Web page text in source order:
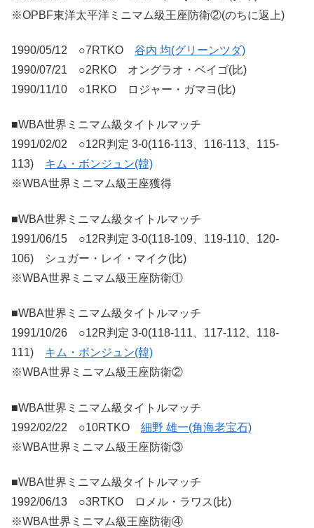
※OPBF東洋太平洋ミニマム級王座防衛②(のちに返上)
1990/05/12 ○7RTKO 谷内 均(グリーンツダ)
1990/07/21 ○2RKO オングラオ・ベイゴ(比)
1990/11/10 ○1RKO ロジャー・ガマヨ(比)
■WBA世界ミニマム級タイトルマッチ
1991/02/02 ○12R判定 3-0(116-113、116-113、115-
113) キム・ボンジュン(韓)
※WBA世界ミニマム級王座獲得
■WBA世界ミニマム級タイトルマッチ
1991/06/15 ○12R判定 3-0(118-109、119-110、120-
106) シュガー・レイ・マイク(比)
※WBA世界ミニマム級王座防衛①
■WBA世界ミニマム級タイトルマッチ
1991/10/26 ○12R判定 3-0(118-111、117-112、118-
111) キム・ボンジュン(韓)
※WBA世界ミニマム級王座防衛②
■WBA世界ミニマム級タイトルマッチ
1992/02/22 ○10RTKO 細野 雄一(角海老宝石)
※WBA世界ミニマム級王座防衛③
■WBA世界ミニマム級タイトルマッチ
1992/06/13 ○3RTKO ロメル・ラワス(比)
※WBA世界ミニマム級王座防衛④